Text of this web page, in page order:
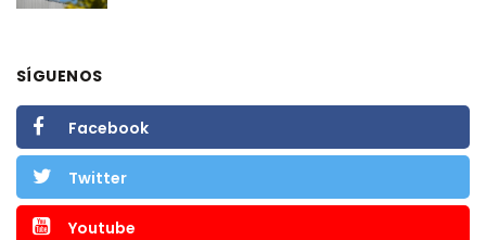
SÍGUENOS
Facebook
Twitter
Youtube